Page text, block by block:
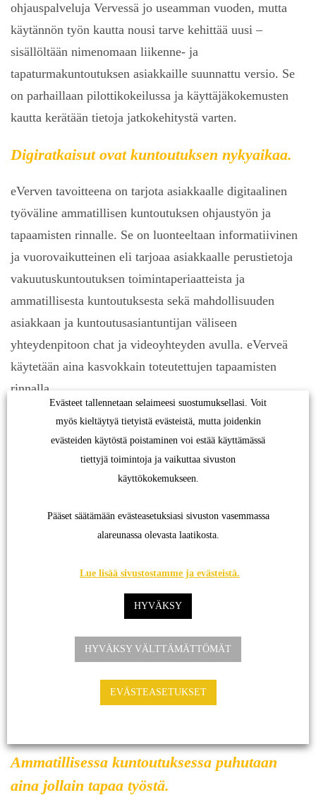
ohjauspalveluja Vervessä jo useamman vuoden, mutta
käytännön työn kautta nousi tarve kehittää uusi –
sisällöltään nimenomaan liikenne- ja
tapaturmakuntoutuksen asiakkaille suunnattu versio. Se
on parhaillaan pilottikokeilussa ja käyttäjäkokemusten
kautta kerätään tietoja jatkokehitystä varten.
Digiratkaisut ovat kuntoutuksen nykyaikaa.
eVerven tavoitteena on tarjota asiakkaalle digitaalinen
työväline ammatillisen kuntoutuksen ohjaustyön ja
tapaamisten rinnalle. Se on luonteeltaan informatiivinen
ja vuorovaikutteinen eli tarjoaa asiakkaalle perustietoja
vakuutuskuntoutuksen toimintaperiaatteista ja
ammatillisesta kuntoutuksesta sekä mahdollisuuden
asiakkaan ja kuntoutusasiantuntijan väliseen
yhteydenpitoon chat ja videoyhteyden avulla. eVerveä
käytetään aina kasvokkain toteutettujen tapaamisten
rinnalla.
eVerve ohjaa ajatustyöskentelyä sopivissa
kokonaisuuksissa ja oikeassa järjestyksessä. Tavoitteena
on löytää yksilöllisesti kestäviä työelämän ratkaisuja.
kokonaisuuksissa ja oikeassa järjestyksessä. Tavoitteena
Ammatillisessa kuntoutuksessa puhutaan
aina jollain tapaa työstä.
Eväste on pieni tekstitiedosto, joka tallentuu selaimeesi.
Välttämättömät evästeet ovat edellytys sivustomme
toimivuudelle, joten sinun on hyväksyttävä ne voidaksesi
Käytämme myös kolmannen osapuolen evästeitä.
Analytiikkaan liittyvät evästeet auttavat meitä
ymmärtämään, miten voimme kehittää sivustoamme. Osa
evästeistä mahdollistaa nykyaikaisia toimintoja, kuten
yhteydenoton lähettämisen meille verkkosivujemme kautta.
Evästeet tallennetaan selaimeesi suostumuksellasi. Voit
myös kieltäytyä tietyistä evästeistä, mutta joidenkin
evästeiden käytöstä poistaminen voi estää käyttämässä
tiettyjä toimintoja ja vaikuttaa sivuston
käyttökokemukseen.
Pääset säätämään evästeasetuksiasi sivuston vasemmassa
alareunassa olevasta laatikosta.
Lue lisää sivustostamme ja evästeistä.
HYVÄKSY
HYVÄKSY VÄLTTÄMÄTTÖMÄT
EVÄSTEASETUKSET